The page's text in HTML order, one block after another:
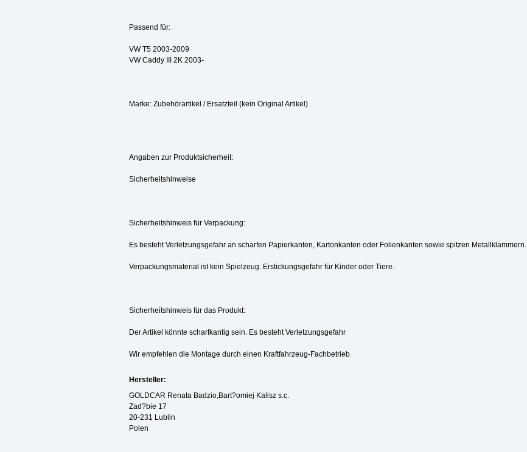
Passend für:
VW T5 2003-2009
VW Caddy III 2K 2003-
Marke: Zubehörartikel / Ersatzteil (kein Original Artikel)
Angaben zur Produktsicherheit:
Sicherheitshinweise
Sicherheitshinweis für Verpackung:
Es besteht Verletzungsgefahr an scharfen Papierkanten, Kartonkanten oder Folienkanten sowie spitzen Metallklammern.
Verpackungsmaterial ist kein Spielzeug. Erstickungsgefahr für Kinder oder Tiere.
Sicherheitshinweis für das Produkt:
Der Artikel könnte scharfkantig sein. Es besteht Verletzungsgefahr
Wir empfehlen die Montage durch einen Kraftfahrzeug-Fachbetrieb
Hersteller:
GOLDCAR Renata Badzio,Bart?omiej Kalisz s.c.
Zad?bie 17
20-231 Lublin
Polen